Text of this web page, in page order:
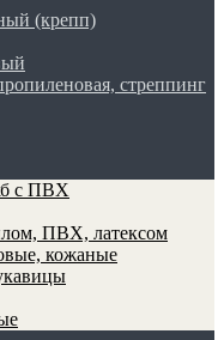
(крепп)
стреппинг
с ПВХ
ПВХ, латексом
кожаные